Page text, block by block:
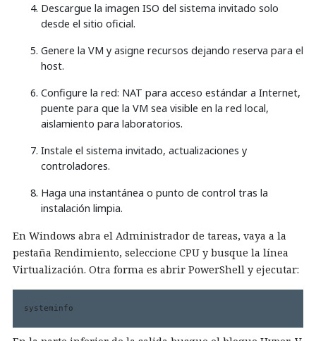
Descargue la imagen ISO del sistema invitado solo
desde el sitio oficial.
Genere la VM y asigne recursos dejando reserva para el
host.
Configure la red: NAT para acceso estándar a Internet,
puente para que la VM sea visible en la red local,
aislamiento para laboratorios.
Instale el sistema invitado, actualizaciones y
controladores.
Haga una instantánea o punto de control tras la
instalación limpia.
En Windows abra el Administrador de tareas, vaya a la
pestaña Rendimiento, seleccione CPU y busque la línea
Virtualización. Otra forma es abrir PowerShell y ejecutar:
systeminfo